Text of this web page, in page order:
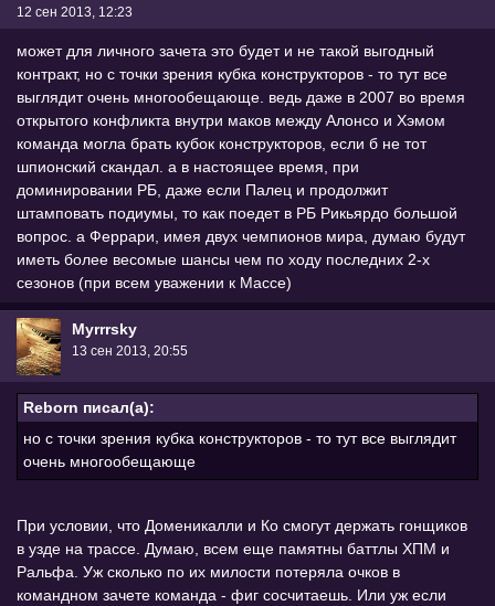
12 сен 2013, 12:23
может для личного зачета это будет и не такой выгодный
контракт, но с точки зрения кубка конструкторов - то тут все
выглядит очень многообещающе. ведь даже в 2007 во время
открытого конфликта внутри маков между Алонсо и Хэмом
команда могла брать кубок конструкторов, если б не тот
шпионский скандал. а в настоящее время, при
доминировании РБ, даже если Палец и продолжит
штамповать подиумы, то как поедет в РБ Рикьярдо большой
вопрос. а Феррари, имея двух чемпионов мира, думаю будут
иметь более весомые шансы чем по ходу последних 2-х
сезонов (при всем уважении к Массе)
Myrrrsky
13 сен 2013, 20:55
Reborn писал(а):
но с точки зрения кубка конструкторов - то тут все выглядит
очень многообещающе
При условии, что Доменикалли и Ко смогут держать гонщиков
в узде на трассе. Думаю, всем еще памятны баттлы ХПМ и
Ральфа. Уж сколько по их милости потеряла очков в
командном зачете команда - фиг сосчитаешь. Или уж если